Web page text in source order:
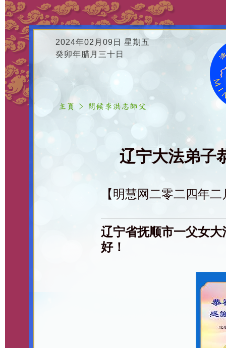
2024年02月09日 星期五
癸卯年腊月三十日
辽宁大法弟子
【明慧网二零二四年
辽宁省抚顺市一父女
好！